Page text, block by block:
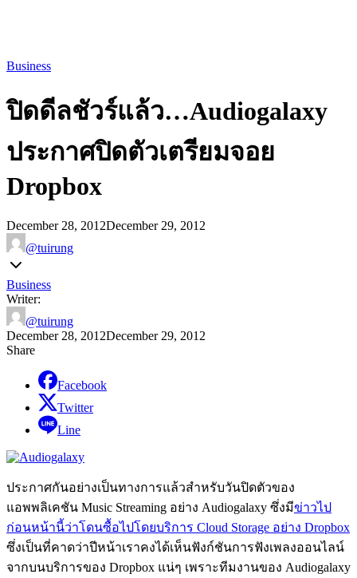
Business
ปิดดีลชัวร์แล้ว…Audiogalaxy
ประกาศปิดตัวเตรียมจอย
Dropbox
December 28, 2012December 29, 2012
@tuirung
Business
Writer:
@tuirung
December 28, 2012December 29, 2012
Share
Facebook
Twitter
Line
ประกาศกันอย่างเป็นทางการแล้วสำหรับวันปิดตัวของ
แอพพลิเคชัน Music Streaming อย่าง Audiogalaxy ซึ่งมีข่าวไป
ก่อนหน้านี้ว่าโดนซื้อไปโดยบริการ Cloud Storage อย่าง Dropbox
ซึ่งเป็นที่คาดว่าปีหน้าเราคงได้เห็นฟังก์ชันการฟังเพลงออนไลน์
จากบนบริการของ Dropbox แน่ๆ เพราะทีมงานของ Audiogalaxy